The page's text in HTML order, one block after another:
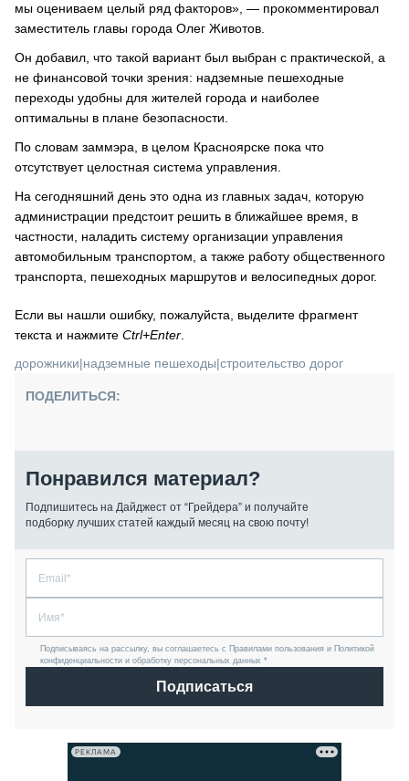
мы оцениваем целый ряд факторов», — прокомментировал
заместитель главы города Олег Животов.
Он добавил, что такой вариант был выбран с практической, а
не финансовой точки зрения: надземные пешеходные
переходы удобны для жителей города и наиболее
оптимальны в плане безопасности.
По словам заммэра, в целом Красноярске пока что
отсутствует целостная система управления.
На сегодняшний день это одна из главных задач, которую
администрации предстоит решить в ближайшее время, в
частности, наладить систему организации управления
автомобильным транспортом, а также работу общественного
транспорта, пешеходных маршрутов и велосипедных дорог.
Если вы нашли ошибку, пожалуйста, выделите фрагмент
текста и нажмите Ctrl+Enter
дорожники|надземные пешеходы|строительство дорог
ПОДЕЛИТЬСЯ:
Понравился материал?
Подпишитесь на Дайджест от “Грейдера” и получайте
подборку лучших статей каждый месяц на свою почту!
Подписываясь на рассылку, вы соглашаетесь с Правилами пользования и Политикой
конфиденциальности и обработку персональных данных *
Подписаться
РЕКЛАМА